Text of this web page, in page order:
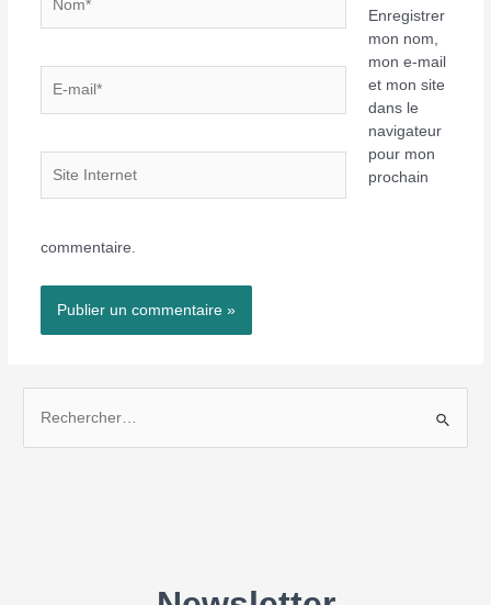
mail*
Internet
Enregistrer
mon nom,
mon e-mail
et mon site
dans le
navigateur
pour mon
prochain
commentaire.